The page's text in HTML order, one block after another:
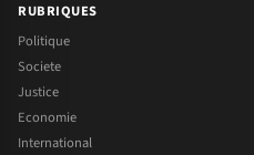
RUBRIQUES
Politique
Societe
Justice
Economie
International